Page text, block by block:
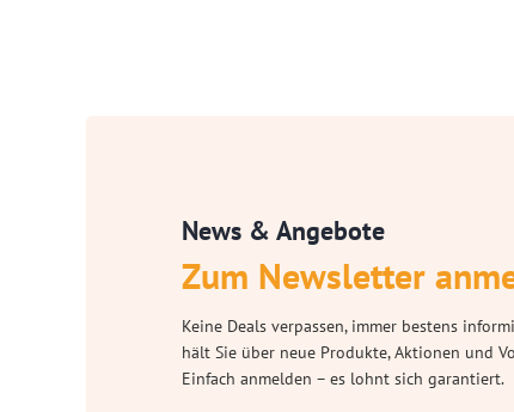
News & Angebote
Zum Newsletter
Keine Deals verpassen, immer bestens
hält Sie über neue Produkte, Aktionen und
Einfach anmelden – es lohnt sich garantiert.